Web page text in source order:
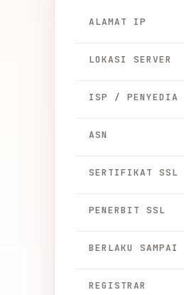
ALAMAT IP
LOKASI SERVER
ISP / PENYEDIA
ASN
SERTIFIKAT SSL
PENERBIT SSL
BERLAKU SAMPAI
REGISTRAR